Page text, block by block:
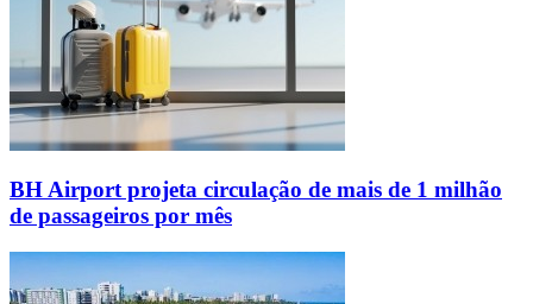
BH Airport projeta circulação de mais de 1 milhão
de passageiros por mês